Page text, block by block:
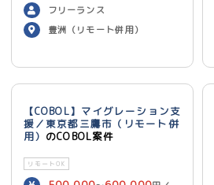
／月
フリーランス
豊洲（リモート併用）
【COBOL】マイグレーション支
援／東京都三鷹市（リモート併
用） のCOBOL案件
リモートOK